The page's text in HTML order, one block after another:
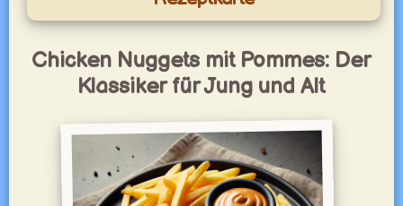
Chicken Nuggets mit Pommes: Der
Klassiker für Jung und Alt